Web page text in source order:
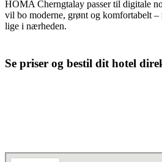
HOMA Cherngtalay passer til digitale
vil bo moderne, grønt og komfortabelt –
lige i nærheden.
Se priser og bestil dit hotel